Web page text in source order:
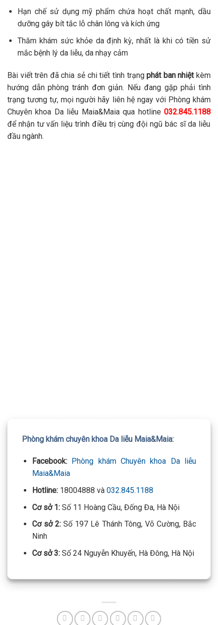
Hạn chế sử dụng mỹ phẩm chứa hoạt chất mạnh, dầu
dưỡng gây bít tắc lỗ chân lông và kích ứng
Thăm khám sức khỏe da định kỳ, nhất là khi có tiền sử
mắc bệnh lý da liễu, da nhạy cảm
Bài viết trên đã chia sẻ chi tiết tình trạngphát ban nhiệtkèm
hướng dẫn phòng tránh đơn giản. Nếu đang gặp phải tình
trạng tương tự, mọi người hãy liên hệ ngay với Phòng khám
Chuyên khoa Da liễu Maia&Maia qua hotline 032.845.1188
để nhận tư vấn liệu trình điều trị cùng đội ngũ bác sĩ da liễu
đầu ngành.
Phòng khám chuyên khoa Da liễu Maia&Maia:
Facebook:
Phòng khám Chuyên khoa Da liễu
Maia&Maia
Hotline:18004888 và 032.845.1188
Cơ sở 1: Số 11 Hoàng Cầu, Đống Đa, Hà Nội
Cơ sở 2: Số 197 Lê Thánh Tông, Võ Cường, Bắc
Ninh
Cơ sở 3:Số 24 Nguyễn Khuyến, Hà Đông, Hà Nội